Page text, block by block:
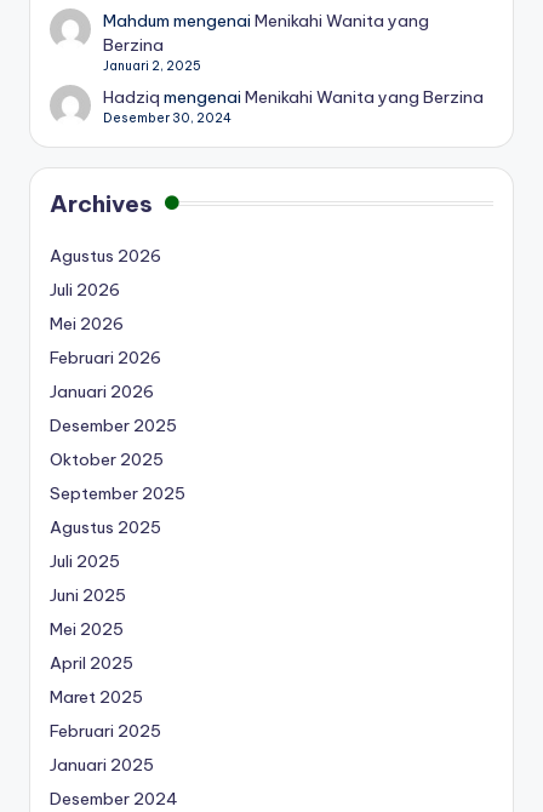
Mahdum mengenaiMenikahi Wanita yang
Berzina
Januari 2, 2025
Hadziq mengenaiMenikahi Wanita yang Berzina
Desember 30, 2024
Archives
Agustus 2026
Juli 2026
Mei 2026
Februari 2026
Januari 2026
Desember 2025
Oktober 2025
September 2025
Agustus 2025
Juli 2025
Juni 2025
Mei 2025
April 2025
Maret 2025
Februari 2025
Januari 2025
Desember 2024